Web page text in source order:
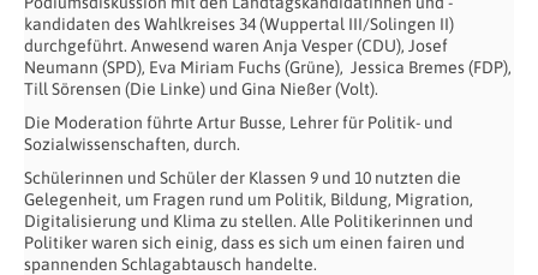
kandidaten des Wahlkreises 34 (Wuppertal III/Solingen II)
durchgeführt. Anwesend waren Anja Vesper (CDU), Josef
Neumann (SPD), Eva Miriam Fuchs (Grüne), Jessica Bremes (FDP),
Till Sörensen (Die Linke) und Gina Nießer (Volt).
Die Moderation führte Artur Busse, Lehrer für Politik- und
Sozialwissenschaften, durch.
Schülerinnen und Schüler der Klassen 9 und 10 nutzten die
Gelegenheit, um Fragen rund um Politik, Bildung, Migration,
Digitalisierung und Klima zu stellen. Alle Politikerinnen und
Politiker waren sich einig, dass es sich um einen fairen und
spannenden Schlagabtausch handelte.